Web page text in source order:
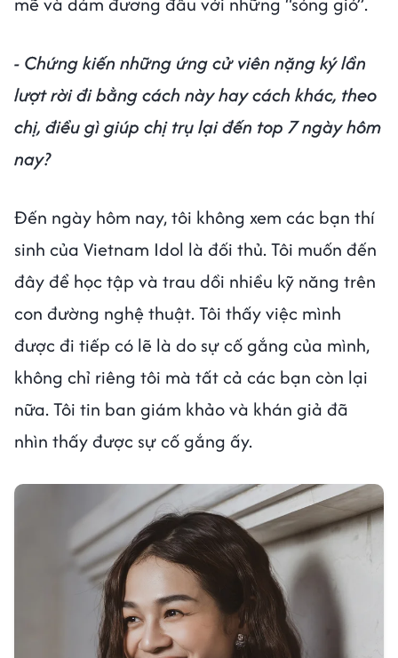
- Chứng kiến những ứng cử viên nặng ký lần
lượt rời đi bằng cách này hay cách khác, theo
chị, điều gì giúp chị trụ lại đến top 7 ngày hôm
nay?
Đến ngày hôm nay, tôi không xem các bạn thí
sinh của Vietnam Idol là đối thủ. Tôi muốn đến
đây để học tập và trau dồi nhiều kỹ năng trên
con đường nghệ thuật. Tôi thấy việc mình
được đi tiếp có lẽ là do sự cố gắng của mình,
không chỉ riêng tôi mà tất cả các bạn còn lại
nữa. Tôi tin ban giám khảo và khán giả đã
nhìn thấy được sự cố gắng ấy.